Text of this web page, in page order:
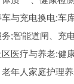
与充电换电:车
;智能道闸、充
医疗与养老:健
年人家庭护理